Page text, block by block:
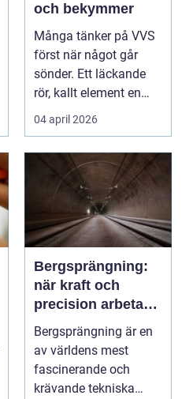
och bekymmer
Många tänker på VVS
först när något går
sönder. Ett läckande
rör, kallt element en
vintermorgon elle...
04 april 2026
Bergsprängning:
när kraft och
precision arbetar
tillsammans
Bergsprängning är en
av världens mest
fascinerande och
krävande tekniska